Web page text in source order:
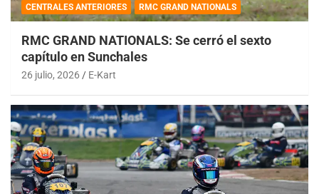
CENTRALES ANTERIORES RMC GRAND NATIONALS
RMC GRAND NATIONALS: Se cerró el sexto
capítulo en Sunchales
26 julio, 2026 E-Kart